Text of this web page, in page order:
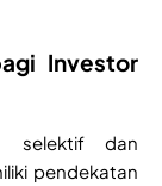
Investor
selektif dan
pendekatan